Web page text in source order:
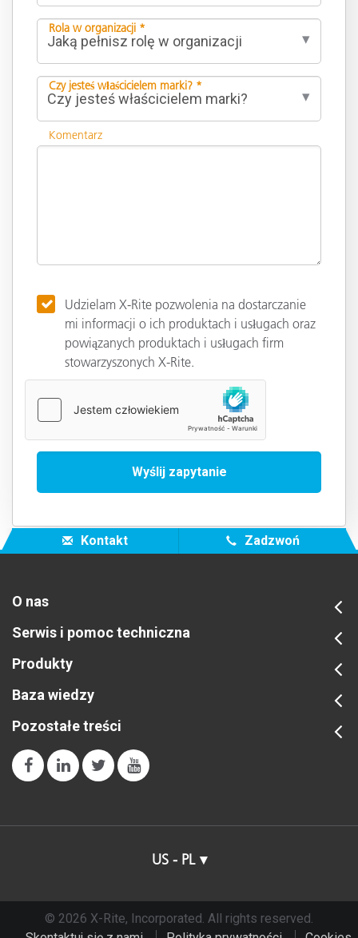
Rola w organizacji *
Czy jesteś właścicielem marki? *
Komentarz
Udzielam X-Rite pozwolenia na dostarczanie
mi informacji o ich produktach i usługach oraz
powiązanych produktach i usługach firm
stowarzyszonych X-Rite.
Kontakt Zadzwoń
O nas
Serwis i pomoc techniczna
Produkty
Baza wiedzy
Pozostałe treści
US - PL
© 2026 X-Rite, Incorporated. All rights reserved.